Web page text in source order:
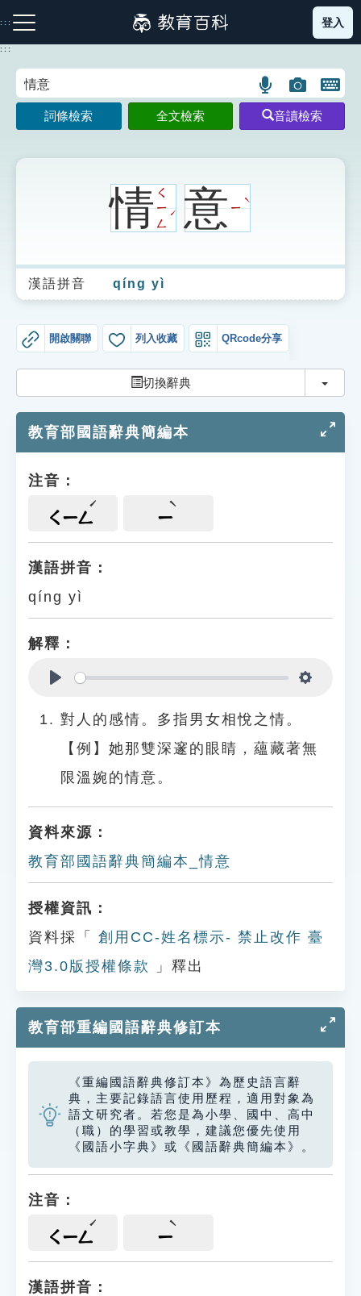
到
主
:::
注音索引圖示 筆畫索引圖示 部首索引表圖示
生字詞彙表
成語故事
索引選單
單字索引
遊戲專區
貓頭鷹博士
登入
:::
語
言
搜
圖
片
搜
開
鍵
圖
詞條檢索 全文檢索 音讀檢索
情ㄑ
ㄧ
ㄥ
ˊ 意ㄧ
ˋ
漢語拼音 qíng yì
開啟關聯 列入收藏 QRcode分享
切換辭典 切換
教育部國語辭典簡編本
注音：
ㄑㄧㄥ ㄧ
漢語拼音：
qíng yì
解釋：
對人的感情。多指男女相悅之情。
【例】她那雙深邃的眼睛，蘊藏著無
限溫婉的情意。
資料來源：
教育部國語辭典簡編本_情意
授權資訊：
資料採「
創用CC-姓名標示- 禁止改作 臺
灣3.0版授權條款
」釋出
教育部重編國語辭典修訂本
《重編國語辭典修訂本》為歷史語言辭
典，主要記錄語言使用歷程，適用對象為
語文研究者。若您是為小學、國中、高中
（職）的學習或教學，建議您優先使用
《國語小字典》或《國語辭典簡編本》。
注音：
ㄑㄧㄥ ㄧ
漢語拼音：